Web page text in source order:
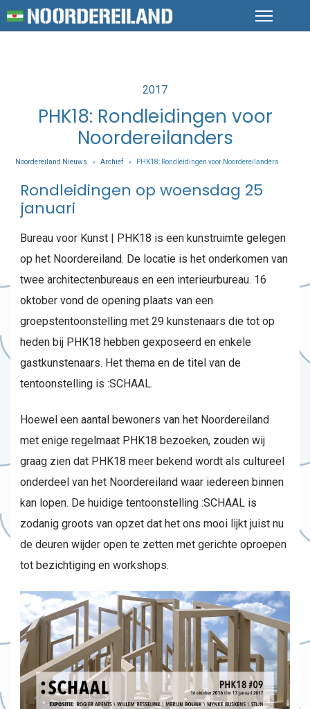
Posted
in
2017
PHK18: Rondleidingen voor
Noordereilanders
Noordereiland Nieuws > Archief > PHK18: Rondleidingen voor Noordereilanders
Rondleidingen op woensdag 25
januari
Bureau voor Kunst | PHK18 is een kunstruimte gelegen
op het Noordereiland. De locatie is het onderkomen van
twee architectenbureaus en een interieurbureau. 16
oktober vond de opening plaats van een
groepstentoonstelling met 29 kunstenaars die tot op
heden bij PHK18 hebben gexposeerd en enkele
gastkunstenaars. Het thema en de titel van de
tentoonstelling is :SCHAAL.
Hoewel een aantal bewoners van het Noordereiland
met enige regelmaat PHK18 bezoeken, zouden wij
graag zien dat PHK18 meer bekend wordt als cultureel
onderdeel van het Noordereiland waar iedereen binnen
kan lopen. De huidige tentoonstelling :SCHAAL is
zodanig groots van opzet dat het ons mooi lijkt juist nu
de deuren wijder open te zetten met gerichte oproepen
tot bezichtiging en workshops.